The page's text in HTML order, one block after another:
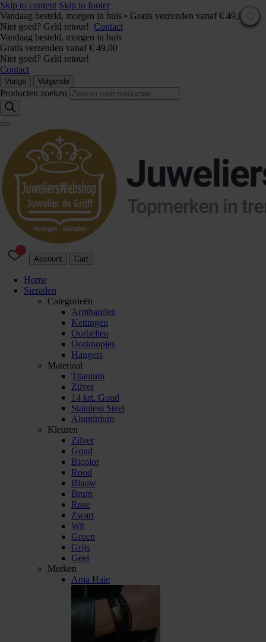
Skip to content Skip to footer
Vandaag besteld, morgen in huis • Gratis verzenden vanaf € 49,00 –
Niet goed? Geld retour! Contact
Vandaag besteld, morgen in huis
Gratis verzenden vanaf € 49,00
Niet goed? Geld retour!
Contact
Vorige Volgende
Producten zoeken
Account Cart
Home
Sieraden
Categorieën
Armbanden
Kettingen
Oorbellen
Oorknopjes
Hangers
Materiaal
Titanium
Zilver
14 krt. Goud
Stainless Steel
Aluminium
Kleuren
Zilver
Goud
Bicolor
Rood
Blauw
Bruin
Rose
Zwart
Wit
Groen
Grijs
Geel
Merken
Ania Haie